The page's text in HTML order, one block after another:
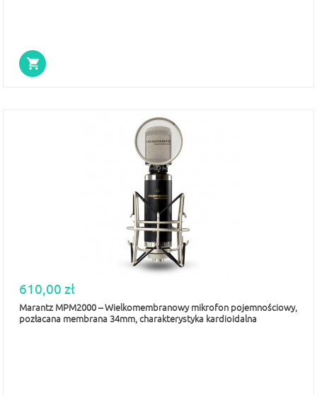
610,00 zł
Marantz MPM2000 – Wielkomembranowy mikrofon pojemnościowy,
pozłacana membrana 34mm, charakterystyka kardioidalna